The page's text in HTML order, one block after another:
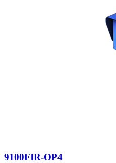
9100FIR-OP4